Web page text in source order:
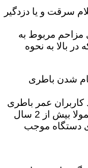
سرقت و یا دزدگیر
مزاحم مربوط به
بالا به نحوه
شدن باطری
عمر باطری
داخل دستگاه به پایان میرسد ک معمولا بیش از 2 سال
دستگاه موجب